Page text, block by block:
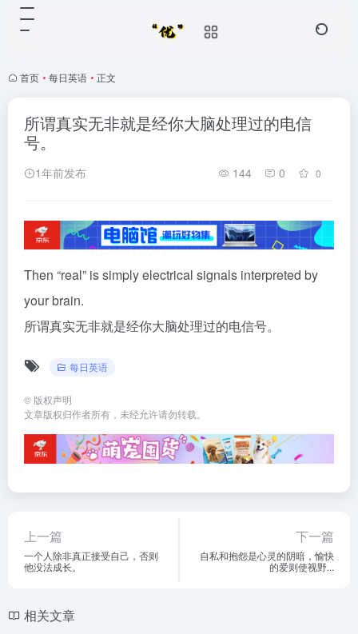
首页 • 每日英语 • 正文
所谓真实无非就是经你大脑处理过的电信
号。
1年前发布 144 0 0
Then “real” is simply electrical signals interpreted by
your brain.
所谓真实无非就是经你大脑处理过的电信号。
每日英语
© 版权声明
文章版权归作者所有，未经允许请勿转载。
上一篇
一个人除非真正接受自己，否则
他没法成长。
下一篇
自私和抱怨是心灵的阴暗，愉快
的爱则使视野...
相关文章